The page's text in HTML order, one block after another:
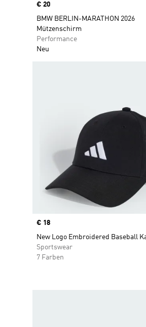
Price
€ 20
BMW BERLIN-MARATHON 2026
Mützenschirm
Performance
Neu
Price
€ 18
New Logo Embroidered Baseball
Sportswear
7 Farben